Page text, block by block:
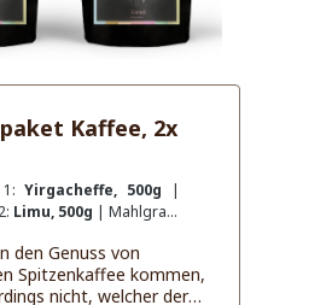
Marzipan. Sie sind sich
noch nicht sicher?
Sie gerne!
Kaffee, 2x
Yirgacheffe, 500g
|
Limu, 500g
| Mahlgrad:
den Genuss von
Spitzenkaffee kommen,
nicht, welcher der